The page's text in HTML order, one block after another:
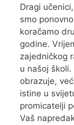
Dragi
smo
koračamo
godine.
zajedničkog
u našoj
obrazuje,
istine u
promicatelji
Vaš